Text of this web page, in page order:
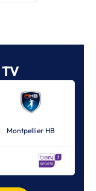
Montpellier HB